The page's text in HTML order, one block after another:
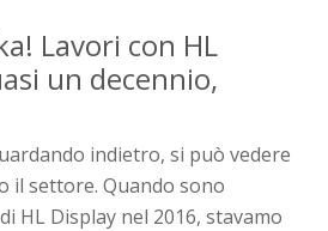
Lavori con HL
un decennio,
indietro, si può vedere
il settore. Quando sono
HL Display nel 2016, stavamo